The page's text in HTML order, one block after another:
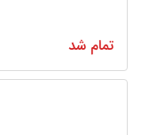
تمام شد